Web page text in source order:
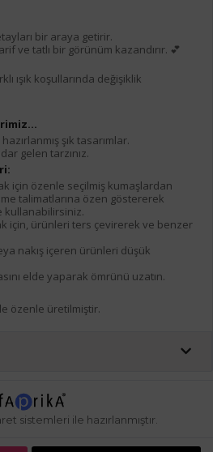
bir araya getirir.
ve tatlı bir görünüm kazandırır. 💕
ışık koşullarında değişiklik
şık tasarımlar.
gelen tarzınız.
için özenle seçilmiş kumaşlardan
talimatlarına özen göstererek
kullanabilirsiniz.
için, ürünleri ters çevirerek ve benzer
nakış içeren ürünleri düşük
elde yaparak ömrünü uzatın.
özenle üretilmiştir.
sistemleri ile hazırlanmıştır.